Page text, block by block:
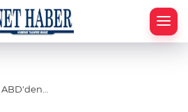
ABD'den